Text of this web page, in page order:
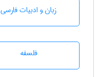
زبان و ادبيات فارسی
فلسفه